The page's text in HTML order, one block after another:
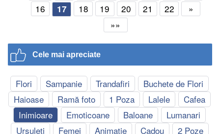
16
17 18 19 20 21 22
»
»»
Cele mai apreciate
Flori Sampanie Trandafiri
Buchete de Flori
Haioase
Ramă foto 1 Poza Lalele
Cafea
Inimioare
Emoticoane Baloane
Lumanari
Ursuleti
Femei Animație Cadou
2 Poze